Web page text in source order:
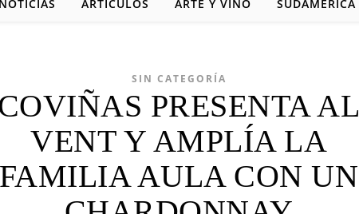
NOTICIAS ARTICULOS ARTE Y VINO SUDAMERICA
SIN CATEGORÍA
PRESENTA AL
VENT Y AMPLÍA LA
FAMILIA AULA CON UN